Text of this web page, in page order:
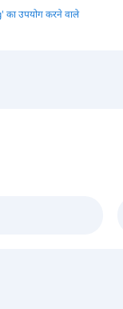
उपयोग करने वाले